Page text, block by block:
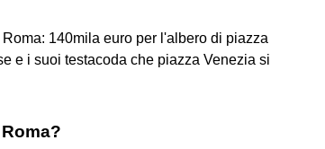
140mila euro per l'albero di piazza
e i suoi testacoda che piazza Venezia si